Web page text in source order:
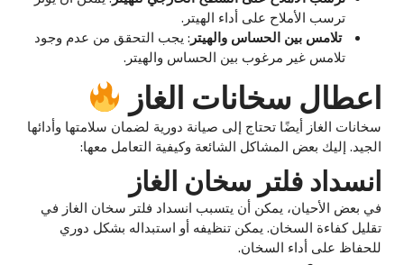
ترسب الأملاح على أداء الهيتر.
تلامس بين الحساس والهيتر : يجب التحقق من عدم وجود
تلامس غير مرغوب بين الحساس والهيتر.
اعطال سخانات الغاز
سخانات الغاز أيضًا تحتاج إلى صيانة دورية لضمان سلامتها وأدائها
الجيد. إليك بعض المشاكل الشائعة وكيفية التعامل معها:
انسداد فلتر سخان الغاز
في بعض الأحيان، يمكن أن يتسبب انسداد فلتر سخان الغاز في
تقليل كفاءة السخان. يمكن تنظيفه أو استبداله بشكل دوري
للحفاظ على أداء السخان.